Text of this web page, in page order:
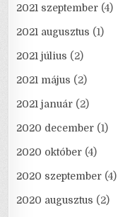
2021 szeptember (4)
2021 augusztus (1)
2021 július (2)
2021 május (2)
2021 január (2)
2020 december (1)
2020 október (4)
2020 szeptember (4)
2020 augusztus (2)